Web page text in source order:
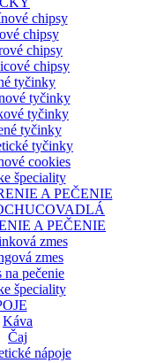
chipsy
chipsy
chipsy
chipsy
tyčinky
tyčinky
tyčinky
tyčinky
tyčinky
cookies
špeciality
A PEČENIE
A PEČENIE
zmes
zmes
na pečenie
špeciality
Káva
Čaj
nápoje